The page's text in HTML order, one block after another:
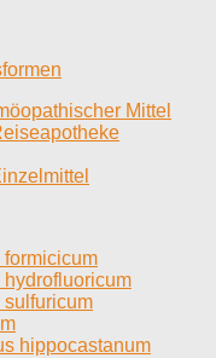
Mittel
hydrofluoricum
sulfuricum
hippocastanum